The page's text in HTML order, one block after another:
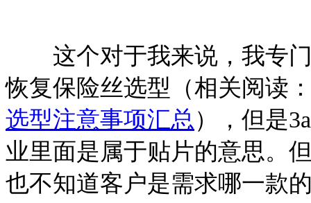
这个对于我来说，我专门
恢复保险丝选型（相关阅读
选型注意事项汇总），但是
业里面是属于贴片的意思。
也不知道客户是需求哪一款